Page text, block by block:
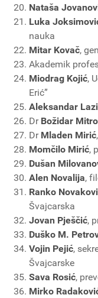
Nataša
Luka
nauka
Mitar Kovač,
Akademik
Miodrag Kojić,
Erić”
Aleksandar
Dr Božidar
Dr Mladen Mirić
Momčilo Mirić,
Dušan
Alen Novalija,
Ranko
Švajcarska
Jovan Pješčić,
Duško M.
Vojin Pejić,
Švajcarske
Sava Rosić,
Mirko